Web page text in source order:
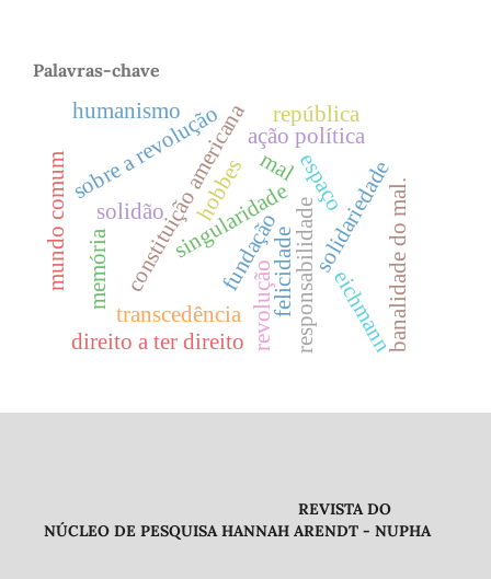
Palavras-chave
fundaçãofelicidade
espaço
singularidaderesponsabilidade
constituição americana
revolução
transcedência
ação política
direito a ter direito
solidariedade
sobre a revolução
solidão banalidade do mal.
mundo comum hobbes
eichmann
memória
república
humanismo
mal
REVISTA DO
NÚCLEO DE PESQUISA HANNAH ARENDT - NUPHA